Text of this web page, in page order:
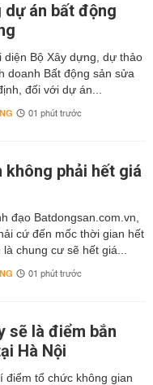
án bất động
diện Bộ Xây dựng, dự thảo
doanh Bất động sản sửa
đối với dự án...
01 phút trước
không phải hết giá
đạo Batdongsan.com.vn,
cứ đến mốc thời gian hết
chung cư sẽ hết giá...
01 phút trước
sẽ là điểm bắn
Hà Nội
điểm tổ chức không gian